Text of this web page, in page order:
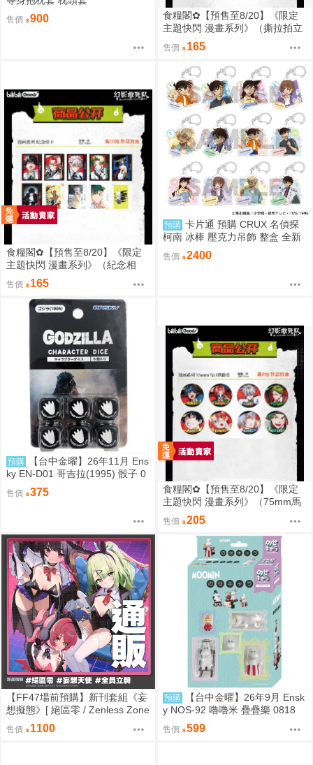
售價 900
食糧閣✿【預售至8/20】《限定
主題快閃 漫畫系列》（撕拉拍立
得）惡靈剋星／幻影敢死隊／主
題快閃／宍喰野虎落／是岸遊人
／觀崎薰／多聞康太郎／壹宮昊
都
售價 165
食糧閣✿【預售至8/20】《限定
主題快閃 漫畫系列》（紀念相
卡）惡靈剋星／幻影敢死隊／主
題快閃／宍喰野虎落／是岸遊人
／觀崎薰／多聞康太郎／壹宮昊
售價 165
預購 卡片通 預購 CRUX 名偵探
柯南 冰棒 壓克力吊飾 整盒 全新
售價 2400
預購
【台中金曜】26年11月 Ens
ky EN-D01 哥吉拉(1995) 骰子 0
售價 375
食糧閣✿【預售至8/20】《限定
主題快閃 漫畫系列》（75mm馬
口鐵徽章）惡靈剋星／幻影敢死
隊／主題快閃／宍喰野虎落／是
岸遊人／觀崎薰／多聞康太郎／
售價 205
【FF47場前預購】新刊套組《妄
想擬態》[ 絕區零 / Zenless Zone
Zero / 三酸化碳素 / 妄想天使 / 千
夏 / 愛芮 / 南宮羽 / 三小隻 / 夢想
售價 1100
預購
【台中金曜】26年9月 Ensk
y NOS-92 嚕嚕米 疊疊樂 0818
售價 599